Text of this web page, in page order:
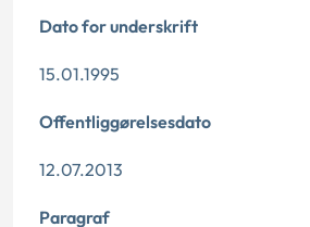
Dato for underskrift
15.01.1995
Offentliggørelsesdato
12.07.2013
Paragraf